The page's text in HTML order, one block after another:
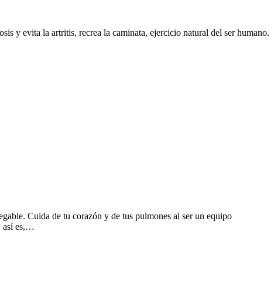
y evita la artritis, recrea la caminata, ejercicio natural del ser humano.
Cuida de tu corazón y de tus pulmones al ser un equipo
así es,…